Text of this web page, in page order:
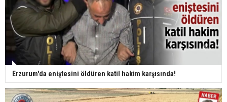
Erzurum'da eniştesini öldüren katil hakim karşısında!